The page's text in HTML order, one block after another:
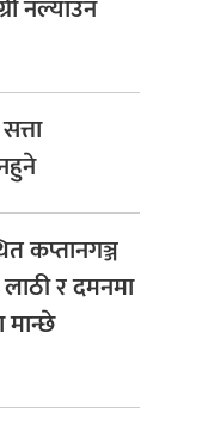
नल्याउन
कप्तानगञ्ज
र दमनमा